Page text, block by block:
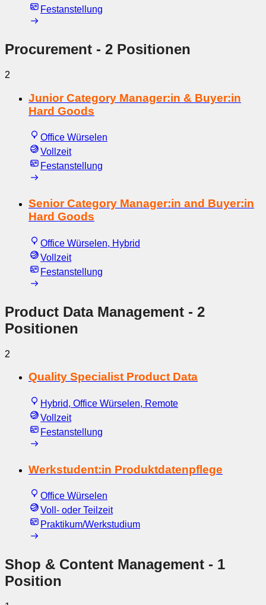
Festanstellung
Procurement - 2 Positionen
2
Junior Category Manager:in & Buyer:in
Hard Goods
Office Würselen
Vollzeit
Festanstellung
Senior Category Manager:in and Buyer:in
Hard Goods
Office Würselen, Hybrid
Vollzeit
Festanstellung
Product Data Management - 2
Positionen
2
Quality Specialist Product Data
Hybrid, Office Würselen, Remote
Vollzeit
Festanstellung
Werkstudent:in Produktdatenpflege
Office Würselen
Voll- oder Teilzeit
Praktikum/Werkstudium
Shop & Content Management - 1
Position